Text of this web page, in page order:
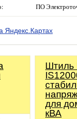
ПО
Яндекс.Картах
Штиль
для
кВА